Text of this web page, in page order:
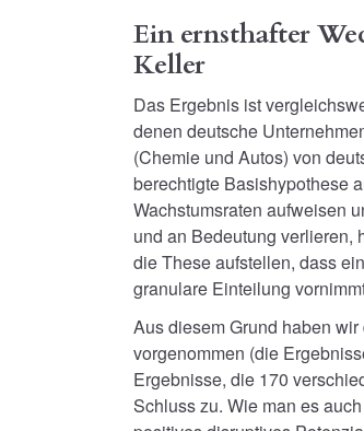
Ein ernsthafter
Keller
Das Ergebnis ist
denen deutsche
(Chemie und Autos) von
berechtigte Basishypothese
Wachstumsraten aufweisen
und an Bedeutung verlieren,
die These aufstellen, dass
granulare Einteilung
Aus diesem Grund haben
vorgenommen (die
Ergebnisse, die 170
Schluss zu. Wie man es